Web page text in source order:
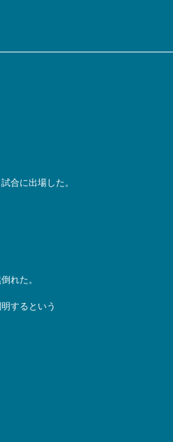
合に出場した。
れた。
するという